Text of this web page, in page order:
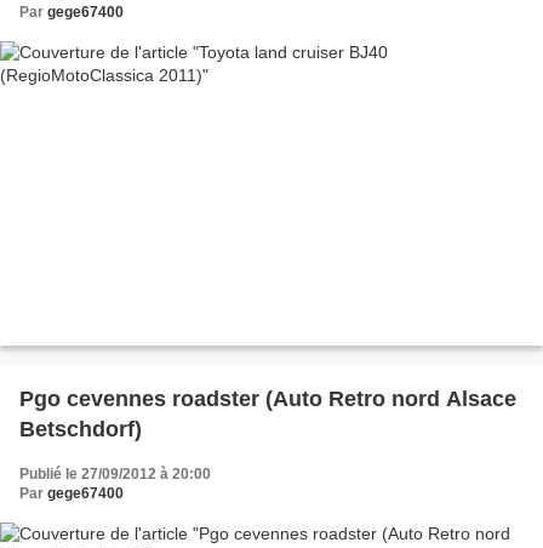
Par gege67400
Pgo cevennes roadster (Auto Retro nord Alsace
Betschdorf)
Publié le 27/09/2012 à 20:00
Par gege67400